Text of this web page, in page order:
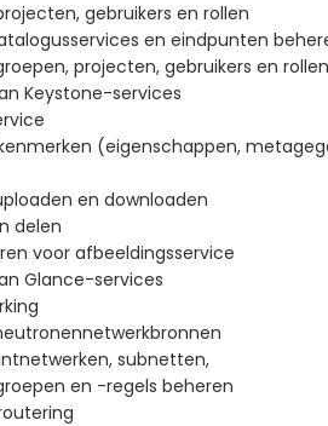
gebruikers en rollen
en eindpunten
projecten, gebruikers en
Keystone-services
(eigenschappen,
en downloaden
delen
voor afbeeldingsservice
Glance-services
subnetten,
en -regels beheren